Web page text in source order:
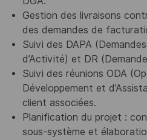
Gestion des livraisons
des demandes de
Suivi des DAPA
d’Activité) et DR
Suivi des réunions ODA
Développement et
client associées.
Planification du projet :
sous-système et